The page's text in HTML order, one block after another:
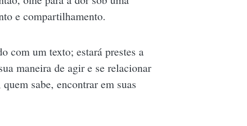
e compartilhamento.
com um texto; estará prestes a
maneira de agir e se relacionar
sabe, encontrar em suas